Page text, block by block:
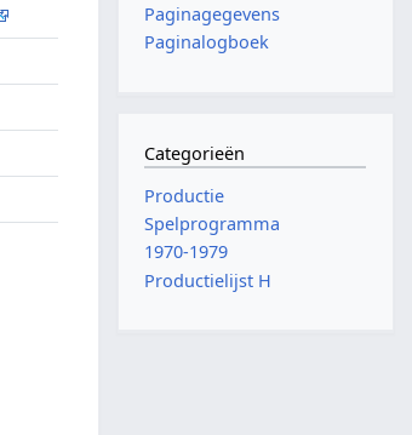
Paginagegevens
Paginalogboek
Categorieën
Productie
Spelprogramma
1970-1979
Productielijst H